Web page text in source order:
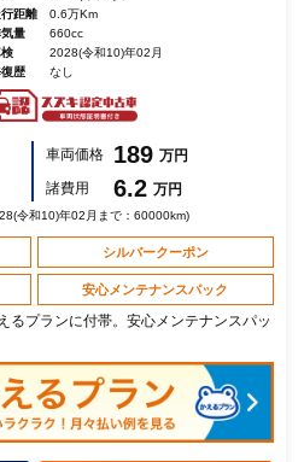
距離
0.6万Km
量
660cc
2028(令和10)年02月
歴
なし
車両価格 189 万円
諸費用
6.2 万円
令和10)年02月まで：60000km)
シルバークーポン
安心メンテナンスパック
プランに付帯。安心メンテナンスパッ